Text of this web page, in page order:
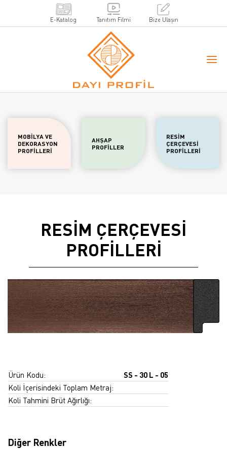
E-Katalog Tanıtım Filmi Bize Ulaşın
MOBİLYA VE
DEKORASYON
PROFİLLERİ
AHŞAP
PROFİLLER
RESİM
ÇERÇEVESİ
PROFİLLERİ
RESİM ÇERÇEVESİ
PROFİLLERİ
Ürün Kodu:
SS - 30 L - 05
Koli İçerisindeki Toplam Metraj:
Koli Tahmini Brüt Ağırlığı:
Diğer Renkler